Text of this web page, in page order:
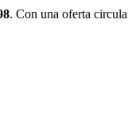
. Con una oferta